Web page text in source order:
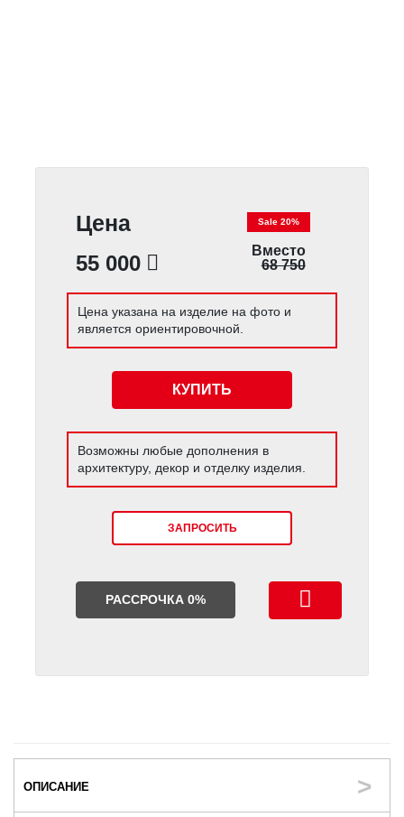
Цена
55 000
Sale 20%
Вместо
68 750
Цена указана на изделие на фото и
является ориентировочной.
КУПИТЬ
Возможны любые дополнения в
архитектуру, декор и отделку изделия.
ЗАПРОСИТЬ
РАССРОЧКА 0%
ОПИСАНИЕ